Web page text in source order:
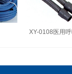
XY-0108医用